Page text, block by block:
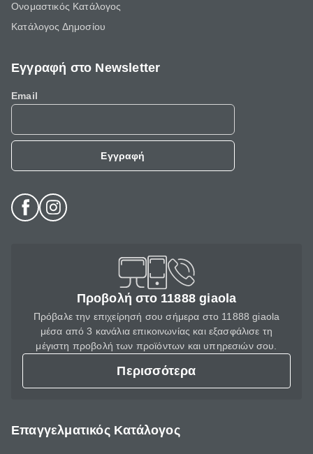
Ονομαστικός Κατάλογος
Κατάλογος Δημοσίου
Εγγραφή στο Newsletter
Email
Εγγραφή
Προβολή στο 11888 giaola
Πρόβαλε την επιχείρησή σου σήμερα στο 11888 giaola
μέσα από 3 κανάλια επικοινωνίας και εξασφάλισε τη
μέγιστη προβολή των προϊόντων και υπηρεσιών σου.
Περισσότερα
Επαγγελματικός Κατάλογος